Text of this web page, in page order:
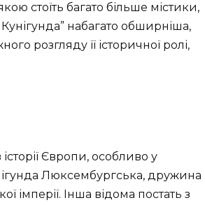
стоїть багато більше містики,
набагато обширніша,
розгляду її історичної ролі,
Європи, особливо у
Люксембургська, дружина
імперії. Інша відома постать з